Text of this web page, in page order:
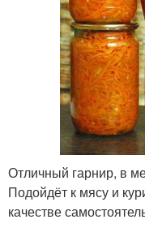
Отличный гарнир, в
Подойдёт к мясу и
качестве